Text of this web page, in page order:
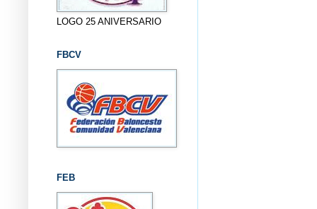
LOGO 25 ANIVERSARIO
FBCV
FEB